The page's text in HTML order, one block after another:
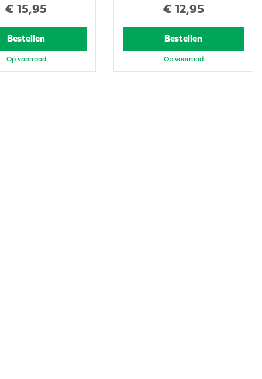
€ 15,95
Bestellen
Op voorraad
€ 12,95
Bestellen
Op voorraad